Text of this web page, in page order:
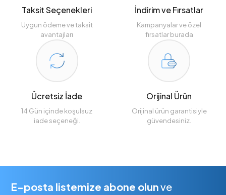
Taksit Seçenekleri
Uygun ödeme ve taksit
avantajları
İndirim ve Fırsatlar
Kampanyalar ve özel
fırsatlar burada
Ücretsiz İade
14 Gün içinde koşulsuz
iade seçeneği.
Orijinal Ürün
Orijinal ürün garantisiyle
güvendesiniz.
E-posta listemize abone olunve